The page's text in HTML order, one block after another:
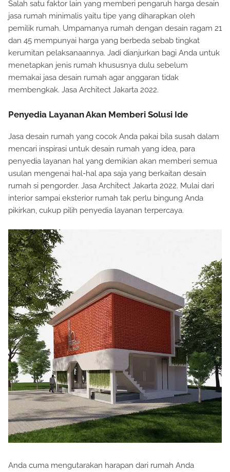
Salah satu faktor lain yang memberi pengaruh harga desain
jasa rumah minimalis yaitu tipe yang diharapkan oleh
pemilik rumah. Umpamanya rumah dengan desain ragam 21
dan 45 mempunyai harga yang berbeda sebab tingkat
kerumitan pelaksanaannya. Jadi dianjurkan bagi Anda untuk
menetapkan jenis rumah khususnya dulu sebelum
memakai jasa desain rumah agar anggaran tidak
membengkak. Jasa Architect Jakarta 2022.
Penyedia Layanan Akan Memberi Solusi Ide
Jasa desain rumah yang cocok Anda pakai bila susah dalam
mencari inspirasi untuk desain rumah yang idea, para
penyedia layanan hal yang demikian akan memberi semua
usulan mengenai hal-hal apa saja yang berkaitan desain
rumah si pengorder. Jasa Architect Jakarta 2022. Mulai dari
interior sampai eksterior rumah tak perlu bingung Anda
pikirkan, cukup pilih penyedia layanan terpercaya.
Anda cuma mengutarakan harapan dari rumah Anda